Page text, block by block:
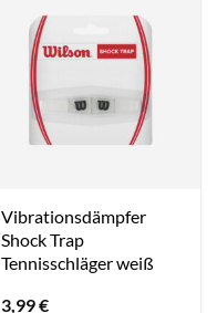
Vibrationsdämpfer
Shock Trap
Tennisschläger weiß
3,99€